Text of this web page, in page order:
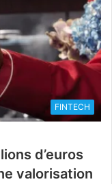
FINTECH
d’euros
valorisation